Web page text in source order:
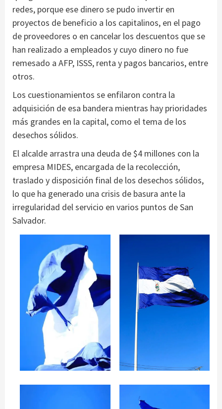
redes, porque ese dinero se pudo invertir en
proyectos de beneficio a los capitalinos, en el pago
de proveedores o en cancelar los descuentos que se
han realizado a empleados y cuyo dinero no fue
remesado a AFP, ISSS, renta y pagos bancarios, entre
otros.
Los cuestionamientos se enfilaron contra la
adquisición de esa bandera mientras hay prioridades
más grandes en la capital, como el tema de los
desechos sólidos.
El alcalde arrastra una deuda de $4 millones con la
empresa MIDES, encargada de la recolección,
traslado y disposición final de los desechos sólidos,
lo que ha generado una crisis de basura ante la
irregularidad del servicio en varios puntos de San
Salvador.